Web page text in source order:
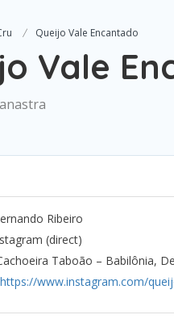
Queijo Vale Encantado
Vale
Ribeiro
(direct)
Taboão – Babilônia,
https://www.instagram.com/